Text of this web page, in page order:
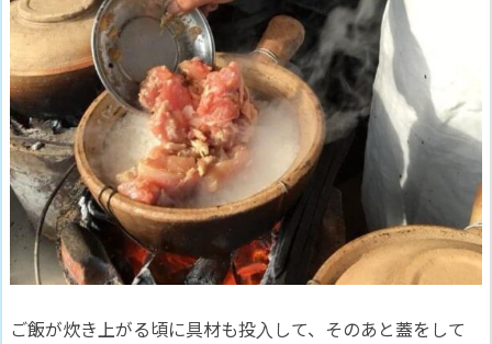
ご飯が炊き上がる頃に具材も投入して、そのあと蓋をして